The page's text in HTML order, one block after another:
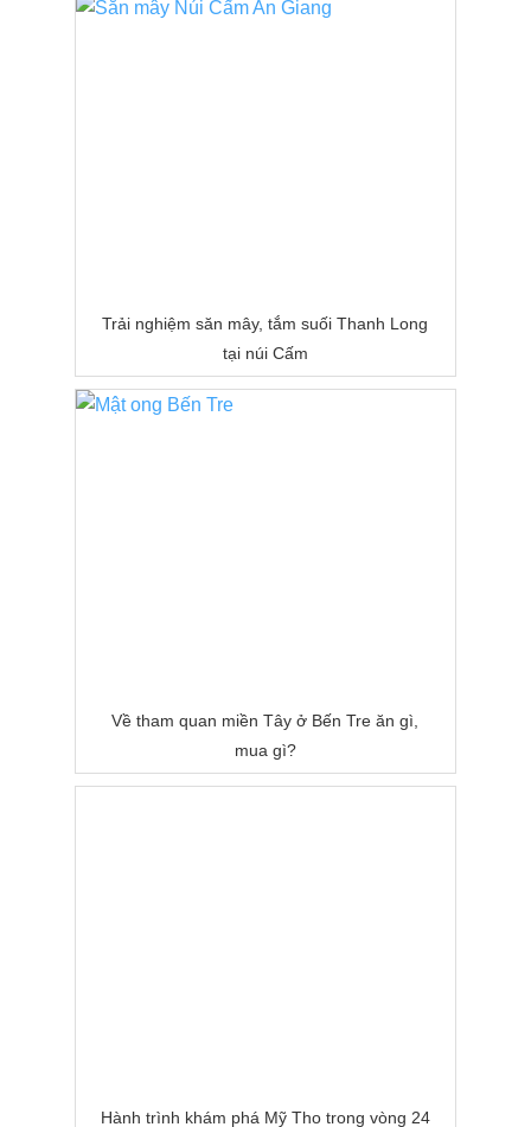
Trải nghiệm săn mây, tắm suối Thanh Long
tại núi Cấm
Về tham quan miền Tây ở Bến Tre ăn gì,
mua gì?
Hành trình khám phá Mỹ Tho trong vòng 24